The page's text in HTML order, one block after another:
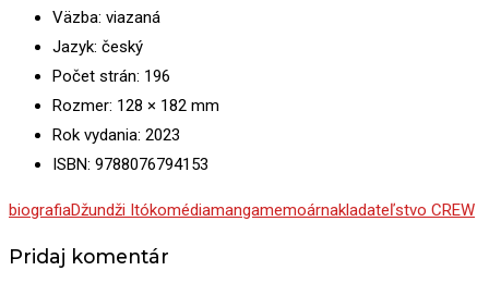
Väzba: viazaná
Jazyk: český
Počet strán: 196
Rozmer: 128 × 182 mm
Rok vydania: 2023
ISBN: 9788076794153
biografiaDžundži Itókomédiamangamemoárnakladateľstvo CREW
Pridaj komentár